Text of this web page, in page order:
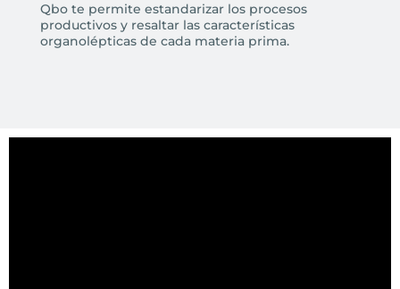
Qbo te permite estandarizar los procesos
productivos y resaltar las características
organolépticas de cada materia prima.